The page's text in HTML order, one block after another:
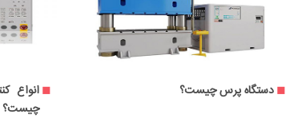
دستگاه پرس چیست؟